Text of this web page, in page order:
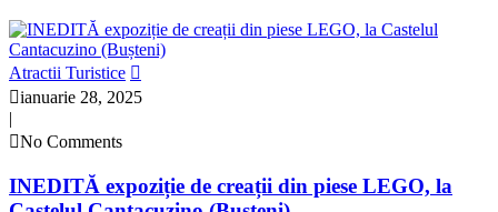
Atractii Turistice
ianuarie 28, 2025
|
No Comments
INEDITĂ expoziție de creații din piese LEGO, la